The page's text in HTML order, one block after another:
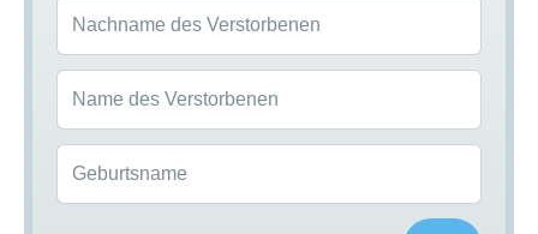
Nachname des Verstorbenen
Name des Verstorbenen
Geburtsname